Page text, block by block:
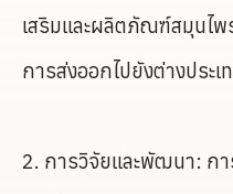
เสริมและผลิตภัณฑ์สมุนไ
การส่งออกไปยังต่างประเ
2. การวิจัยและพัฒนา: ก